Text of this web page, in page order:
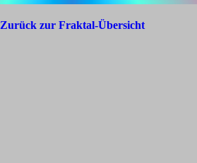
Zurück zur Fraktal-Übersicht